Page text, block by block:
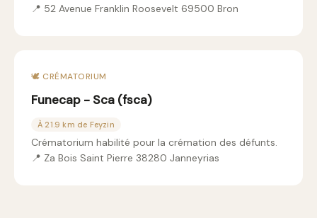
📍 52 Avenue Franklin Roosevelt 69500 Bron
🕊️ CRÉMATORIUM
Funecap - Sca (fsca)
À 21.9 km de Feyzin
Crématorium habilité pour la crémation des défunts.
📍 Za Bois Saint Pierre 38280 Janneyrias